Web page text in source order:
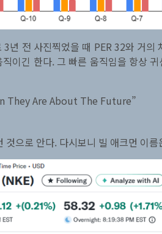
년 전 사진찍었을 때 PER 32와 거
이긴 한다. 그 빠른 움직임을 항상
Are About The Future”
으로 안다. 다시보니 빌 애크먼 이름